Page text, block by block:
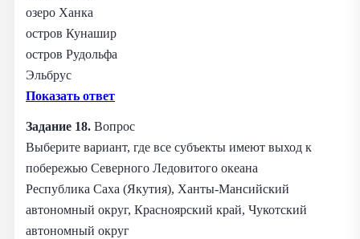
озеро Ханка
остров Кунашир
остров Рудольфа
Эльбрус
Показать ответ
Задание 18. Вопрос
Выберите вариант, где все субъекты имеют выход к
побережью Северного Ледовитого океана
Республика Саха (Якутия), Ханты-Мансийский
автономный округ, Красноярский край, Чукотский
автономный округ